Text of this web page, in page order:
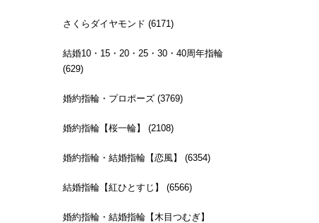
さくらダイヤモンド (6171)
結婚10・15・20・25・30・40周年指輪
(629)
婚約指輪・プロポーズ (3769)
婚約指輪【桜一輪】 (2108)
婚約指輪・結婚指輪【恋風】 (6354)
結婚指輪【紅ひとすじ】 (6566)
婚約指輪・結婚指輪【木目つむぎ】